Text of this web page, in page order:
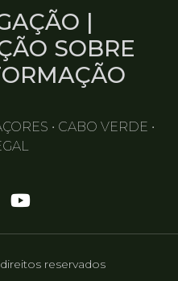
|
SOBRE
• CABO VERDE •
reservados